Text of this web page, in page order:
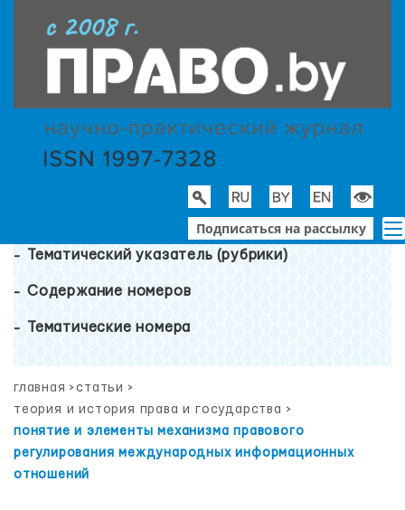
Подписаться на рассылку
Тематический указатель (рубрики)
Содержание номеров
Тематические номера
главная >статьи >
теория и история права и государства >
понятие и элементы механизма правового
регулирования международных информационных
отношений